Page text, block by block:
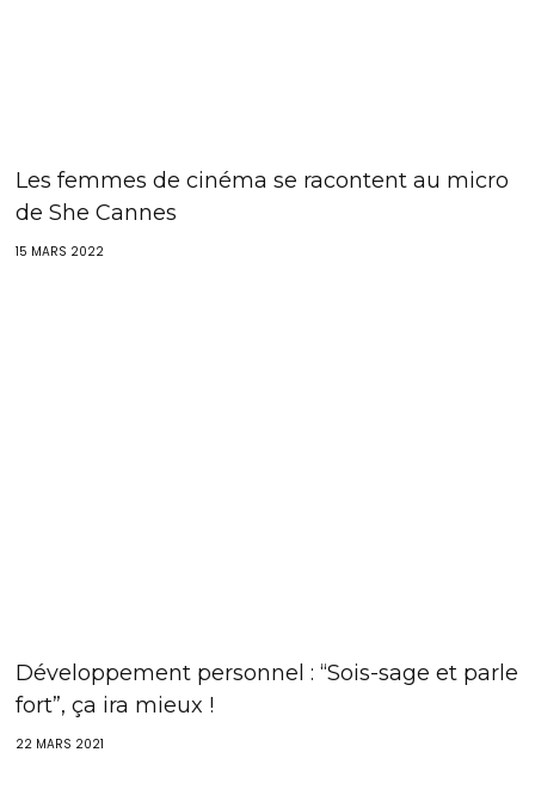
Les femmes de cinéma se racontent au micro
de She Cannes
15 MARS 2022
Développement personnel : “Sois-sage et parle
fort”, ça ira mieux !
22 MARS 2021